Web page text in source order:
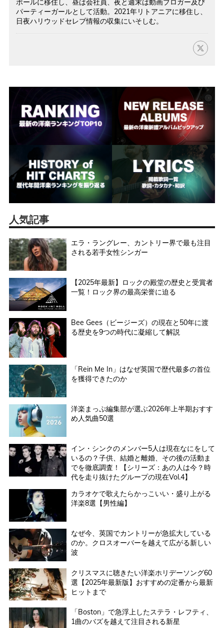
ポールに移住し、昼は会社員、夜と週末は動画ブロガー及び
パーティーガールとして活動。2021年リトアニアに移住し、
日夜ハリウッドセレブ情報の収集にいそしむ。
人気記事
エラ・ラングレー、カントリー界で最も注目
される若手女性シンガー
【2025年最新】ロックの殿堂の歴史と受賞者
一覧！ロック界の最高栄誉に迫る
Bee Gees（ビージーズ）の現在と50年に渡
る歴史を9つの時代に凝縮して解説
「Rein Me In」はなぜ英国で歴代最多の首位
を獲得できたのか
洋楽まっぷ編集部が選ぶ2026年上半期おすす
め人気曲50選
イン・シンクのメンバー5人は現在なにをして
いるの？子供、結婚と離婚、その後の活動ま
でを徹底調査！【シリーズ：あの人は今？時
代を走り抜けたグループの現在Vol.4】
カラオケで歌えたらかっこいい・盛り上がる
洋楽8選【男性編】
なぜ今、英国でカントリーが急拡大している
のか。クロスオーバーを越えて広がる新しい
波
クリスマスに聴きたい洋楽ホリデーソング60
選【2025年最新版】おすすめの定番から最新
ヒットまで
「Boston」で急浮上したステラ・レフティ、
1曲のバズを越えて注目される新星